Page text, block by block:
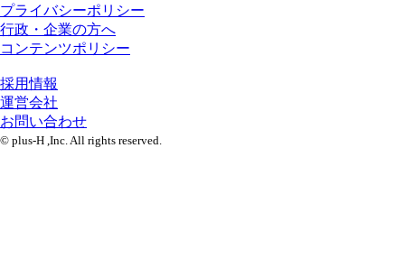
プライバシーポリシー
行政・企業の方へ
コンテンツポリシー
採用情報
運営会社
お問い合わせ
© plus-H ,Inc. All rights reserved.